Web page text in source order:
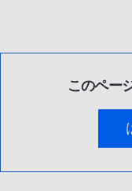
このペー